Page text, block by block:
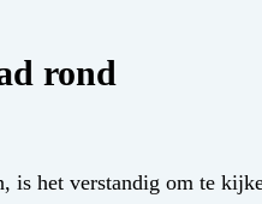
rond
is het verstandig om te